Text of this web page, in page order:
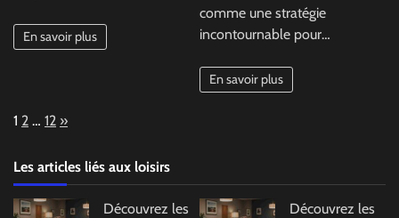
En savoir plus
comme une stratégie
incontournable pour…
En savoir plus
Page:
1 2 … 12 Next
»
Les articles liés aux loisirs
Découvrez les
Découvrez les